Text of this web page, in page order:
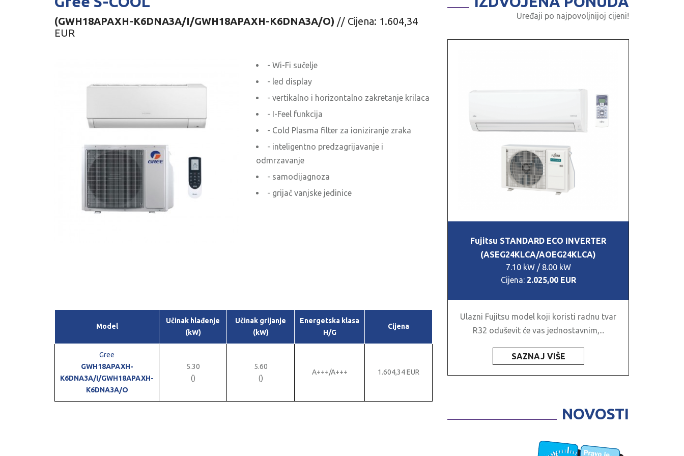
(GWH18APAXH-K6DNA3A/I/GWH18APAXH-K6DNA3A/O) // Cijena: 1.604,34
EUR
- Wi-Fi sučelje
- led display
- vertikalno i horizontalno zakretanje krilaca
- I-Feel funkcija
- Cold Plasma filter za ioniziranje zraka
- inteligentno predzagrijavanje i
odmrzavanje
- samodijagnoza
- grijač vanjske jedinice
Model
Učinak hlađenje
(kW)
Učinak grijanje
(kW)
Energetska klasa
H/G
Cijena
Gree
GWH18APAXH-
K6DNA3A/I/GWH18APAXH-
K6DNA3A/O
5.30
()
5.60
()
A+++/A+++ 1.604,34 EUR
Uređaji po najpovoljnijoj cijeni!
Fujitsu STANDARD ECO INVERTER
(ASEG24KLCA/AOEG24KLCA)
7.10 kW / 8.00 kW
Cijena: 2.025,00 EUR
Ulazni Fujitsu model koji koristi radnu tvar
R32 oduševit će vas jednostavnim,...
SAZNAJ VIŠE
NOVOSTI